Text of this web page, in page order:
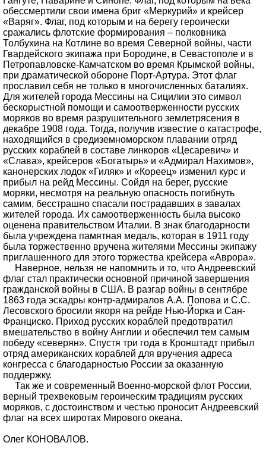
обессмертили свои имена бриг «Меркурий» и крейсер
«Варяг». Флаг, под которым и на берегу героически
сражались флотские формирования – полковника
Толбухина на Котлине во время Северной войны, части
Гвардейского экипажа при Бородине, в Севастополе и в
Петропавловске-Камчатском во время Крымской войны,
при драматической обороне Порт-Артура. Этот флаг
прославил себя не только в многочисленных баталиях.
Для жителей города Мессины на Сицилии это символ
бескорыстной помощи и самоотверженности русских
моряков во время разрушительного землетрясения в
декабре 1908 года. Тогда, получив известие о катастрофе,
находящийся в средиземноморском плавании отряд
русских кораблей в составе линкоров «Цесаревич» и
«Слава», крейсеров «Богатырь» и «Адмирал Нахимов»,
канонерских лодок «Гиляк» и «Кореец» изменил курс и
прибыл на рейд Мессины. Сойдя на берег, русские
моряки, несмотря на реальную опасность погибнуть
самим, бесстрашно спасали пострадавших в завалах
жителей города. Их самоотверженность была высоко
оценена правительством Италии. В знак благодарности
была учреждена памятная медаль, которая в 1911 году
была торжественно вручена жителями Мессины экипажу
приглашенного для этого торжества крейсера «Аврора».
Наверное, нельзя не напомнить и то, что Андреевский
флаг стал практически основной причиной завершения
гражданской войны в США. В разгар войны в сентябре
1863 года эскадры контр-адмиралов А.А. Попова и С.С.
Лесовского бросили якоря на рейде Нью-Йорка и Сан-
Франциско. Приход русских кораблей предотвратил
вмешательство в войну Англии и обеспечил тем самым
победу «северян». Спустя три года в Кронштадт прибыл
отряд американских кораблей для вручения адреса
конгресса с благодарностью России за оказанную
поддержку.
Так же и современный Военно-морской флот России,
верный трехвековым героическим традициям русских
моряков, с достоинством и честью проносит Андреевский
флаг на всех широтах Мирового океана.
Олег КОНОВАЛОВ.